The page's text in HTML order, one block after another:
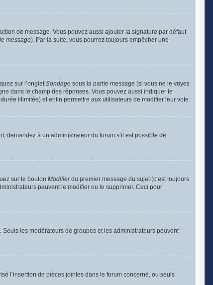
de message. Vous pouvez aussi ajouter la signature par défaut
message). Par la suite, vous pourrez toujours empêcher une
sur l’ongletSondage sous la partie message (si vous ne le voyez
dans le champ des réponses. Vous pouvez aussi indiquer le
illimitée) et enfin permettre aux utilisateurs de modifier leur vote.
demandez à un administrateur du forum s’il est possible de
sur le bouton Modifierdu premier message du sujet (c’est toujours
peuvent le modifier ou le supprimer. Ceci pour
les modérateurs de groupes et les administrateurs peuvent
l’insertion de pièces jointes dans le forum concerné, ou seuls